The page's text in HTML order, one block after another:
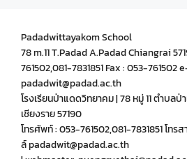
Padadwittayakom School
78 m.11 T.Padad A.Padad Chiangrai
761502,081-7831851 Fax : 053-761502
padadwit@padad.ac.th
โรงเรียนป่าแดดวิทยาคม | 78 หมู่ 11 ตำบล
เชียงราย 57190
โทรศัพท์ : 053-761502,081-7831851 โทร
ล์ padadwit@padad.ac.th